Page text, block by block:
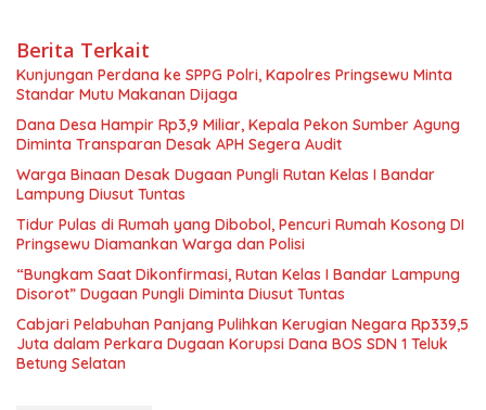
Berita Terkait
Kunjungan Perdana ke SPPG Polri, Kapolres Pringsewu Minta
Standar Mutu Makanan Dijaga
Dana Desa Hampir Rp3,9 Miliar, Kepala Pekon Sumber Agung
Diminta Transparan Desak APH Segera Audit
Warga Binaan Desak Dugaan Pungli Rutan Kelas I Bandar
Lampung Diusut Tuntas
Tidur Pulas di Rumah yang Dibobol, Pencuri Rumah Kosong DI
Pringsewu Diamankan Warga dan Polisi
“Bungkam Saat Dikonfirmasi, Rutan Kelas I Bandar Lampung
Disorot” Dugaan Pungli Diminta Diusut Tuntas
Cabjari Pelabuhan Panjang Pulihkan Kerugian Negara Rp339,5
Juta dalam Perkara Dugaan Korupsi Dana BOS SDN 1 Teluk
Betung Selatan